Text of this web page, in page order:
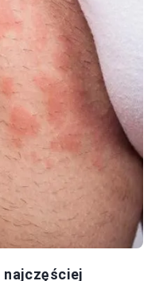
najczęściej